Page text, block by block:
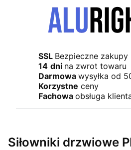
SSL Bezpieczne zakupy
14 dni na zwrot towaru
Darmowa wysyłka od
Korzystne ceny
Fachowa obsługa
Siłowniki drzwiowe